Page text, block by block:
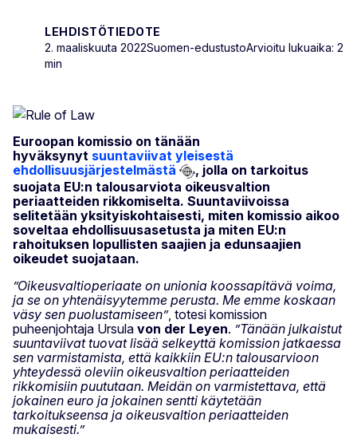
LEHDISTÖTIEDOTE
2. maaliskuuta 2022Suomen-edustustoArvioitu lukuaika: 2
min
Euroopan komissio on tänään
hyväksynyt suuntaviivat yleisestä
ehdollisuusjärjestelmästä
, jolla on tarkoitus
suojata EU:n talousarviota oikeusvaltion
periaatteiden rikkomiselta. Suuntaviivoissa
selitetään yksityiskohtaisesti, miten komissio aikoo
soveltaa ehdollisuusasetusta ja miten EU:n
rahoituksen lopullisten saajien ja edunsaajien
oikeudet suojataan.
”Oikeusvaltioperiaate on unionia koossapitävä voima,
ja se on yhtenäisyytemme perusta. Me emme koskaan
väsy sen puolustamiseen”, totesi komission
puheenjohtaja Ursula von der Leyen. ”Tänään julkaistut
suuntaviivat tuovat lisää selkeyttä komission jatkaessa
sen varmistamista, että kaikkiin EU:n talousarvioon
yhteydessä oleviin oikeusvaltion periaatteiden
rikkomisiin puututaan. Meidän on varmistettava, että
jokainen euro ja jokainen sentti käytetään
tarkoitukseensa ja oikeusvaltion periaatteiden
mukaisesti.”